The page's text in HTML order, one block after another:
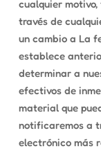
cualquier
través de
un cambio a La
establece
determinar a
efectivos de
material que
notificaremos a
electrónico más